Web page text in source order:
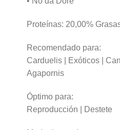
Proteínas: 20,00%
Recomendado para:
Carduelis | Exóticos |
Agapornis
Óptimo para:
Reproducción | Destete